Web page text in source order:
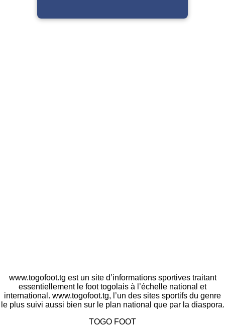
www.togofoot.tg est un site d’informations sportives traitant
essentiellement le foot togolais à l’échelle national et
international. www.togofoot.tg, l’un des sites sportifs du genre
le plus suivi aussi bien sur le plan national que par la diaspora.
TOGO FOOT